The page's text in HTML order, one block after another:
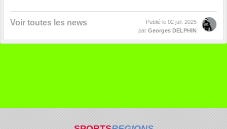
Voir toutes les news Publié le 02 juil. 2025
par Georges DELPHIN